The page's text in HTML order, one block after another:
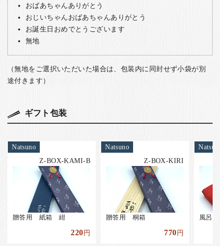
おばあちゃんありがとう
おじいちゃんおばあちゃんありがとう
お誕生日おめでとうございます
無地
（無地をご選択いただいた場合は、包装内に同封せず小袋が別
途付きます）
ギフト包装
Natsuno
Z-BOX-KAMI-B
贈答用 紙箱 紺
220円
Natsuno
Z-BOX-KIRI
贈答用 桐箱
770円
風呂